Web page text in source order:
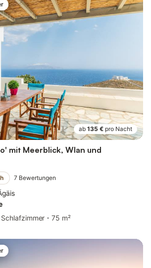
ab 135 € pro Nacht
mit Meerblick, Wlan und
7 Bewertungen
Schlafzimmer 75 m²